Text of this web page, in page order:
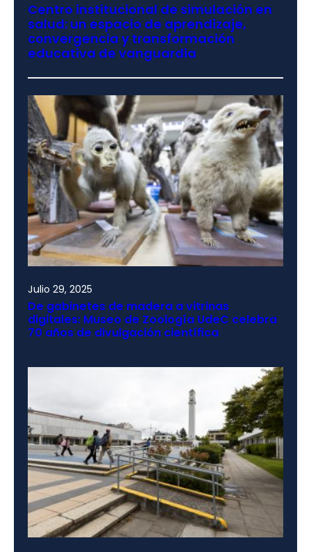
Centro institucional de simulación en
salud: un espacio de aprendizaje,
convergencia y transformación
educativa de vanguardia
Julio 29, 2025
De gabinetes de madera a vitrinas
digitales: Museo de Zoología UdeC celebra
70 años de divulgación científica